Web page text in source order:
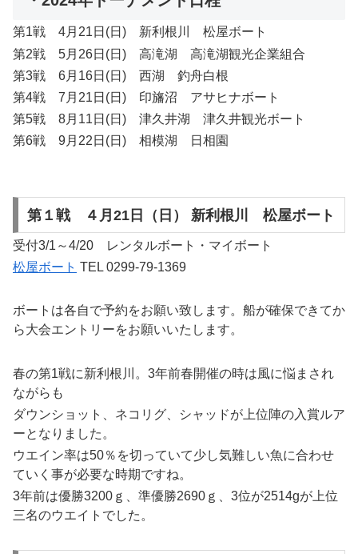
第1戦 4月21日(日) 新利根川 松屋ボート
第2戦 5月26日(日) 高滝湖 高滝湖観光企業組合
第3戦 6月16日(日) 西湖 釣舟白根
第4戦 7月21日(日) 印旛沼 アサヒナボート
第5戦 8月11日(日) 津久井湖 津久井観光ボート
第6戦 9月22日(日) 相模湖 日相園
第１戦 ４月21日（日） 新利根川 松屋ボート
受付3/1～4/20 レンタルボート・マイボート
松屋ボート TEL 0299-79-1369
ボートは各自で予約をお願い致します。船が確保できてか
ら大会エントリーをお願いいたします。
春の第1戦に新利根川。3年前春開催の時は風に悩まされ
ながらも
ダウンショット、ネコリグ、シャッドが上位陣の入賞ルア
ーとなりました。
ウエイン率は50％を切っていて少し気難しい魚に合わせ
ていく事が必要な時期ですね。
3年前は優勝3200ｇ、準優勝2690ｇ、3位が2514gが上位
三名のウエイトでした。